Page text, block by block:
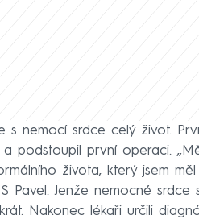
s nemocí srdce celý život.
podstoupil první operaci.
života, který jsem
Pavel. Jenže nemocné
Nakonec lékaři určili